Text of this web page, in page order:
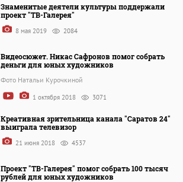
Знаменитые деятели культуры поддержали
проект "ТВ-Галерея"
8 мая 2019 2084
Видеосюжет. Никас Сафронов помог собрать
деньги для юных художников
Фото Натальи Курочкиной
1 октября 2018 3071
Креативная зрительница канала "Саратов 24"
выиграла телевизор
21 июня 2018 4537
Проект "ТВ-Галерея" помог собрать 100 тысяч
рублей для юных художников